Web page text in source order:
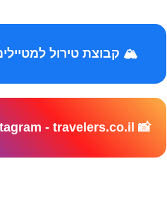
🏔️ קבוצת טירול
📸 Instagram - travelers.co.il